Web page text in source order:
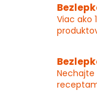
Viac ako
Nechajte